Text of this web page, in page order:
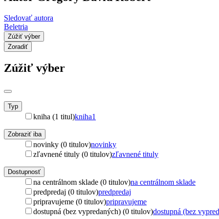
Sledovať autora
Beletria
Zúžiť výber
Zoradiť
Zúžiť výber
Typ
kniha (1 titul)kniha1
Zobraziť iba
novinky (0 titulov)novinky
zľavnené tituly (0 titulov)zľavnené tituly
Dostupnosť
na centrálnom sklade (0 titulov)na centrálnom sklade
predpredaj (0 titulov)predpredaj
pripravujeme (0 titulov)pripravujeme
dostupná (bez vypredaných) (0 titulov)dostupná (bez